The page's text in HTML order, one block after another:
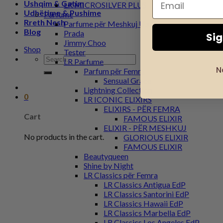
Ushqim & Gatim
Udhëtime & Pushime
Rreth Nesh
Blog
Shop
Search
for:
0
Cart
No products in the cart.
LR MICROSILVER PLUS
Parfume
Parfume për Meshkuj U.s.a
Prada
Jimmy Choo
Tester
LR Parfume
Parfum për Femra
Sensual Grace
Lightning Collection
LR ICONIC ELIXIRS
ELIXIRS - PËR FEMRA
FAMOUS ELIXIR
ELIXIR - PËR MESHKUJ
GLORIOUS ELIXIR
FAMOUS ELIXIR
Beautyqueen
Shine by Night
LR Classics për Femra
LR Classics Antigua EdP
LR Classics Santorini EdP
LR Classics Hawaii EdP
LR Classics Marbella EdP